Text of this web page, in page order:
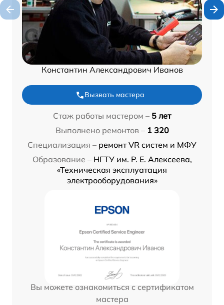
Константин Александрович Иванов
Вызвать мастера
Стаж работы мастером – 5 лет
Выполнено ремонтов – 1 320
Специализация – ремонт VR систем и МФУ
Образование – НГТУ им. Р. Е. Алексеева,
«Техническая эксплуатация
электрооборудования»
Вы можете ознакомиться с сертификатом
мастера